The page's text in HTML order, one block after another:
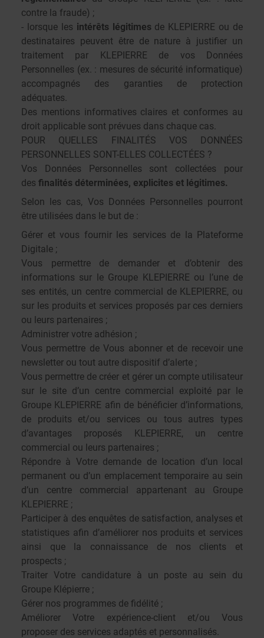
contre la fraude) ;
- lorsque les intérêts légitimesde KLEPIERRE ou de
destinataires peuvent être de nature à justifier un
traitement par KLEPIERRE de vos Données
Personnelles (ex. : mesures de sécurité informatique)
accompagnés des garanties de protection
adéquates.
Des mentions informatives claires et conformes au
droit applicable sont prévues dans chaque cas.
POUR QUELLES FINALITÉS VOS DONNÉES
PERSONNELLES SONT-ELLES COLLECTÉES ?
Vos Données Personnelles sont collectées pour
des finalités déterminées, explicites et légitimes.
Selon les cas, Vos Données Personnelles pourront
être utilisées dans le but de :
Gérer et vous fournir les services de la Plateforme
Digitale ;
Vous permettre de demander et d’obtenir des
informations sur le Groupe KLEPIERRE ou l’une de
ses entités, un centre commercial de KLEPIERRE, ou
sur les produits et services proposés par ces derniers
ou leurs partenaires ;
Administrer votre adhésion ;
Vous permettre de Vous abonner et de recevoir une
newsletter ou tout autre dispositif d’alerte ;
Vous permettre de créer et gérer un compte utilisateur
sur le site d’un centre commercial exploité par le
Groupe KLEPIERRE afin de bénéficier d’informations,
de produits et/ou services ou tous autres types
d’avantages proposés KLEPIERRE, un centre
commercial ou leurs partenaires ;
Répondre à Votre demande de location d’un local
permanent ou d’un emplacement temporaire au sein
d’un centre commercial appartenant au Groupe
KLEPIERRE ;
Participer à des enquêtes de satisfaction, analyses et
statistiques afin d’améliorer nos produits et services
ainsi que la connaissance de nos clients et
prospects ;
Traiter Votre candidature à un poste au sein du
Groupe Klépierre ;
Gérer nos programmes de fidélité ;
Améliorer Votre expérience-client et/ou Vous
proposer des services adaptés et personnalisés.